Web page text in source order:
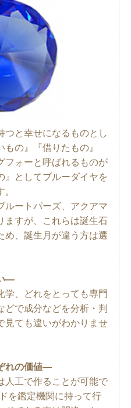
つと幸せになるものとし
の』『借りたもの』
フォーと呼ばれるものが
』としてブルーダイヤを
ートパーズ、アクアマ
ますが、これらは誕生石
め、誕生月が違う方は選
―
学、どれをとっても専門
どで成分などを分析・判
見ても違いがわかりませ
れの価値―
人工で作ることが可能で
を鑑定機関に持って行